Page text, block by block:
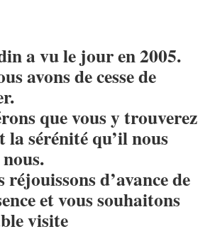
a vu le jour en 2005.
avons de cesse de
que vous y trouverez
la sérénité qu’il nous
réjouissons d’avance de
et vous souhaitons
visite